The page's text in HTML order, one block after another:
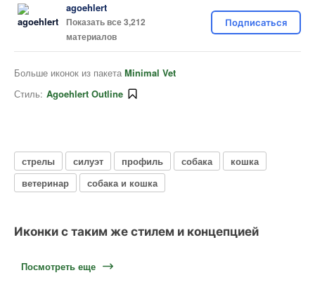
agoehlert
Показать все 3,212
материалов
Подписаться
Больше иконок из пакета Minimal Vet
Стиль: Agoehlert Outline
стрелы силуэт профиль собака
кошка
ветеринар
собака и кошка
Иконки с таким же стилем и концепцией
Посмотреть еще